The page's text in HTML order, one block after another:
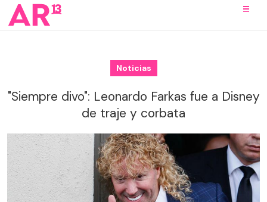
Noticias
"Siempre divo": Leonardo Farkas fue a Disney
de traje y corbata